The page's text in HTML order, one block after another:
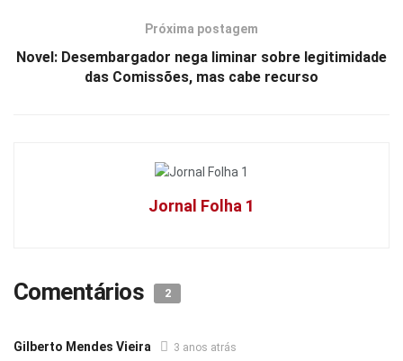
Próxima postagem
Novel: Desembargador nega liminar sobre legitimidade
das Comissões, mas cabe recurso
Jornal Folha 1
Comentários 2
Gilberto Mendes Vieira 3 anos atrás